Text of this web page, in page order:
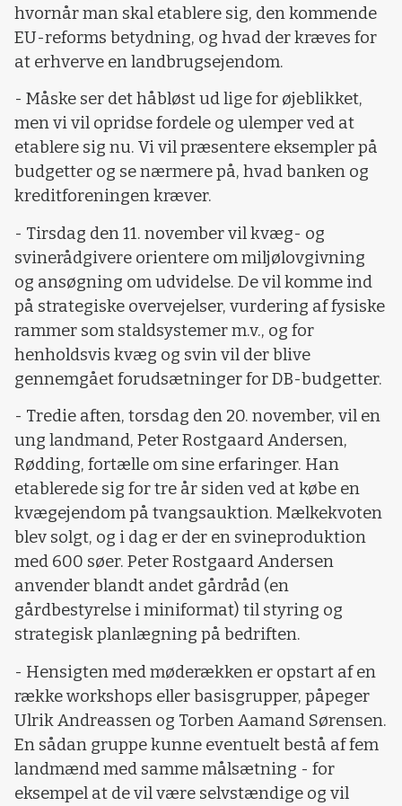
hvornår man skal etablere sig, den kommende
EU-reforms betydning, og hvad der kræves for
at erhverve en landbrugsejendom.
- Måske ser det håbløst ud lige for øjeblikket,
men vi vil opridse fordele og ulemper ved at
etablere sig nu. Vi vil præsentere eksempler på
budgetter og se nærmere på, hvad banken og
kreditforeningen kræver.
- Tirsdag den 11. november vil kvæg- og
svinerådgivere orientere om miljølovgivning
og ansøgning om udvidelse. De vil komme ind
på strategiske overvejelser, vurdering af fysiske
rammer som staldsystemer m.v., og for
henholdsvis kvæg og svin vil der blive
gennemgået forudsætninger for DB-budgetter.
- Tredie aften, torsdag den 20. november, vil en
ung landmand, Peter Rostgaard Andersen,
Rødding, fortælle om sine erfaringer. Han
etablerede sig for tre år siden ved at købe en
kvægejendom på tvangsauktion. Mælkekvoten
blev solgt, og i dag er der en svineproduktion
med 600 søer. Peter Rostgaard Andersen
anvender blandt andet gårdråd (en
gårdbestyrelse i miniformat) til styring og
strategisk planlægning på bedriften.
- Hensigten med møderækken er opstart af en
række workshops eller basisgrupper, påpeger
Ulrik Andreassen og Torben Aamand Sørensen.
En sådan gruppe kunne eventuelt bestå af fem
landmænd med samme målsætning - for
eksempel at de vil være selvstændige og vil